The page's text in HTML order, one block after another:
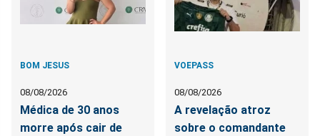
BOM JESUS
08/08/2026
Médica de 30 anos
morre após cair de
VOEPASS
08/08/2026
A revelação atroz
sobre o comandante